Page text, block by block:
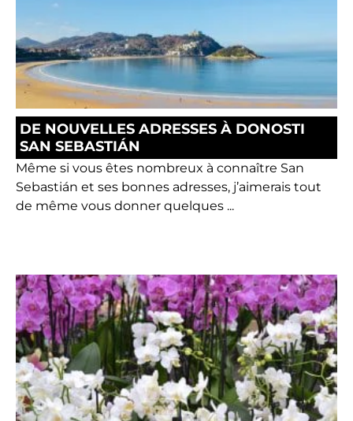
DE NOUVELLES ADRESSES À DONOSTI
SAN SEBASTIÁN
Même si vous êtes nombreux à connaître San
Sebastián et ses bonnes adresses, j’aimerais tout
de même vous donner quelques ...